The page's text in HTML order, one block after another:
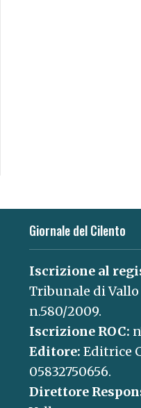
Giornale del Cilento
Iscrizione al
Tribunale di
n.580/2009.
Iscrizione ROC:
Editore: Editrice
05832750656.
Direttore